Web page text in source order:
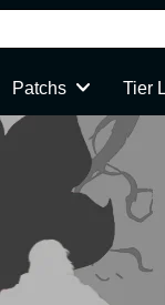
Patchs Tier